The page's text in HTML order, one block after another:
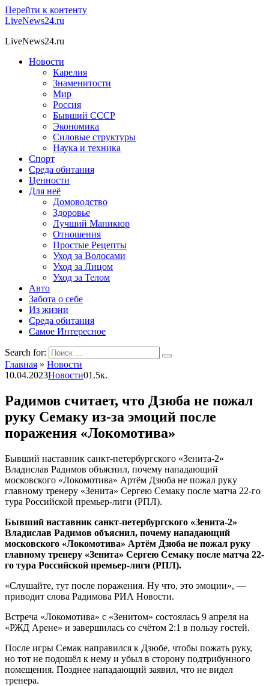
Перейти к контенту
LiveNews24.ru
LiveNews24.ru
Новости
Карелия
Знаменитости
Мир
Россия
Бывший СССР
Экономика
Силовые структуры
Наука и техника
Спорт
Среда обитания
Ценности
Для неё
Домоводство
Здоровье
Лучший Маникюр
Отношения
Простые Рецепты
Уход за Волосами
Уход за Лицом
Уход за Телом
Авто
Забота о себе
Из жизни
Среда обитания
Самое Интересное
Search for:
Главная » Новости
10.04.2023Новости01.5к.
Радимов считает, что Дзюба не пожал
руку Семаку из-за эмоций после
поражения «Локомотива»
Бывший наставник санкт-петербургского «Зенита-2»
Владислав Радимов объяснил, почему нападающий
московского «Локомотива» Артём Дзюба не пожал руку
главному тренеру «Зенита» Сергею Семаку после матча 22-го
тура Российской премьер-лиги (РПЛ).
Бывший наставник санкт-петербургского «Зенита-2»
Владислав Радимов объяснил, почему нападающий
московского «Локомотива» Артём Дзюба не пожал руку
главному тренеру «Зенита» Сергею Семаку после матча 22-
го тура Российской премьер-лиги (РПЛ).
«Слушайте, тут после поражения. Ну что, это эмоции», —
приводит слова Радимова РИА Новости.
Встреча «Локомотива» с «Зенитом» состоялась 9 апреля на
«РЖД Арене» и завершилась со счётом 2:1 в пользу гостей.
После игры Семак направился к Дзюбе, чтобы пожать руку,
но тот не подошёл к нему и убыл в сторону подтрибунного
помещения. Позднее нападающий заявил, что не видел
тренера.